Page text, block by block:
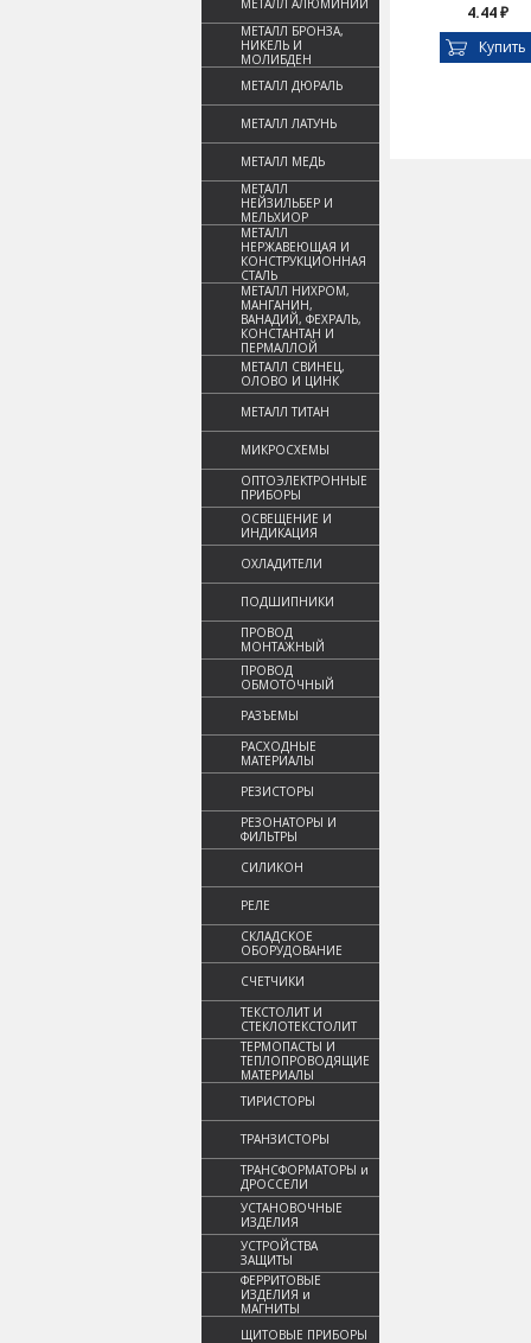
МЕТАЛЛ АЛЮМИНИЙ
МЕТАЛЛ БРОНЗА,
НИКЕЛЬ И
МОЛИБДЕН
МЕТАЛЛ ДЮРАЛЬ
МЕТАЛЛ ЛАТУНЬ
МЕТАЛЛ МЕДЬ
МЕТАЛЛ
НЕЙЗИЛЬБЕР И
МЕЛЬХИОР
МЕТАЛЛ
НЕРЖАВЕЮЩАЯ И
КОНСТРУКЦИОННАЯ
СТАЛЬ
МЕТАЛЛ НИХРОМ,
МАНГАНИН,
ВАНАДИЙ, ФЕХРАЛЬ,
КОНСТАНТАН И
ПЕРМАЛЛОЙ
МЕТАЛЛ СВИНЕЦ,
ОЛОВО И ЦИНК
МЕТАЛЛ ТИТАН
МИКРОСХЕМЫ
ОПТОЭЛЕКТРОННЫЕ
ПРИБОРЫ
ОСВЕЩЕНИЕ И
ИНДИКАЦИЯ
ОХЛАДИТЕЛИ
ПОДШИПНИКИ
ПРОВОД
МОНТАЖНЫЙ
ПРОВОД
ОБМОТОЧНЫЙ
РАЗЪЕМЫ
РАСХОДНЫЕ
МАТЕРИАЛЫ
РЕЗИСТОРЫ
РЕЗОНАТОРЫ И
ФИЛЬТРЫ
СИЛИКОН
РЕЛЕ
СКЛАДСКОЕ
ОБОРУДОВАНИЕ
СЧЕТЧИКИ
ТЕКСТОЛИТ И
СТЕКЛОТЕКСТОЛИТ
ТЕРМОПАСТЫ И
ТЕПЛОПРОВОДЯЩИЕ
МАТЕРИАЛЫ
ТИРИСТОРЫ
ТРАНЗИСТОРЫ
ТРАНСФОРМАТОРЫ и
ДРОССЕЛИ
УСТАНОВОЧНЫЕ
ИЗДЕЛИЯ
УСТРОЙСТВА
ЗАЩИТЫ
ФЕРРИТОВЫЕ
ИЗДЕЛИЯ и
МАГНИТЫ
ЩИТОВЫЕ ПРИБОРЫ
4.44 ₽
Купить